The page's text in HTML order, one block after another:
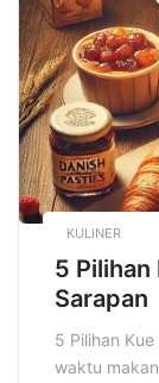
dapat
keamanan
disebut […]
KULINER
5 Pilihan
Sarapan
5 Pilihan
waktu